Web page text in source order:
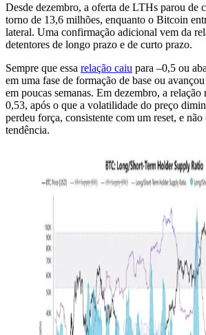
Desde dezembro, a oferta de LTHs parou de
torno de 13,6 milhões, enquanto o Bitcoin
lateral. Uma confirmação adicional vem da
detentores de longo prazo e de curto prazo.
Sempre que essa relação caiu para –0,5 ou
em uma fase de formação de base ou
em poucas semanas. Em dezembro, a relação
0,53, após o que a volatilidade do preço
perdeu força, consistente com um reset, e
tendência.